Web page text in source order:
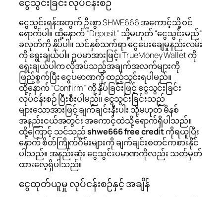
ငွေသွင်းခြင်း လုပ်ငန်းစဉ်
ငွေသွင်းရန်အတွက် ဦးစွာ SHWE666 အကောင့်သို့ ဝင်
ရောက်ပါ။ ထို့နောက် “Deposit” သို့မဟုတ် “ငွေသွင်းမည်”
ခလုတ်ကို နှိပ်ပါ။ သင်နှစ်သက်ရာ ငွေပေးချေမှုနည်းလမ်း
ကို ရွေးချယ်ပါ။ ဥပမာအားဖြင့်၊ TrueMoney Wallet ကို
ရွေးချယ်ပါက လိုအပ်သည့်အချက်အလက်များကို
ဖြည့်စွက်ပြီး ငွေပမာဏကို ထည့်သွင်းရပါမည်။
ထို့နောက် “Confirm” ကို နှိပ်ခြင်းဖြင့် ငွေသွင်းခြင်း
လုပ်ငန်းစဉ် ပြီးစီးပါမည်။ ငွေသွင်းခြင်းသည်
များသောအားဖြင့် ချက်ချင်းနီးပါး သို့မဟုတ် မိနစ်
အနည်းငယ်အတွင်း အကောင့်ထဲသို့ ရောက်ရှိပါသည်။
ထို့ကြောင့် သင်သည်shwe666 free creditကိုရယူပြီး
နောက် စိတ်ကြိုက်ဂိမ်းများကို ချက်ချင်းစတင်ကစားနိုင်
ပါသည်။ အနည်းဆုံး ငွေသွင်းပမာဏကိုလည်း သတ်မှတ်
ထားလေ့ရှိပါသည်။
ငွေထုတ်ယူမှု လုပ်ငန်းစဉ်နှင့် အချိန်